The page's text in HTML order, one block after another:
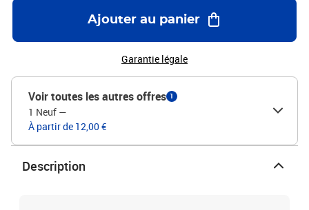
Ajouter au panier
Garantie légale
Voir toutes les autres offres 1
1 Neuf —
À partir de 12,00 €
Description